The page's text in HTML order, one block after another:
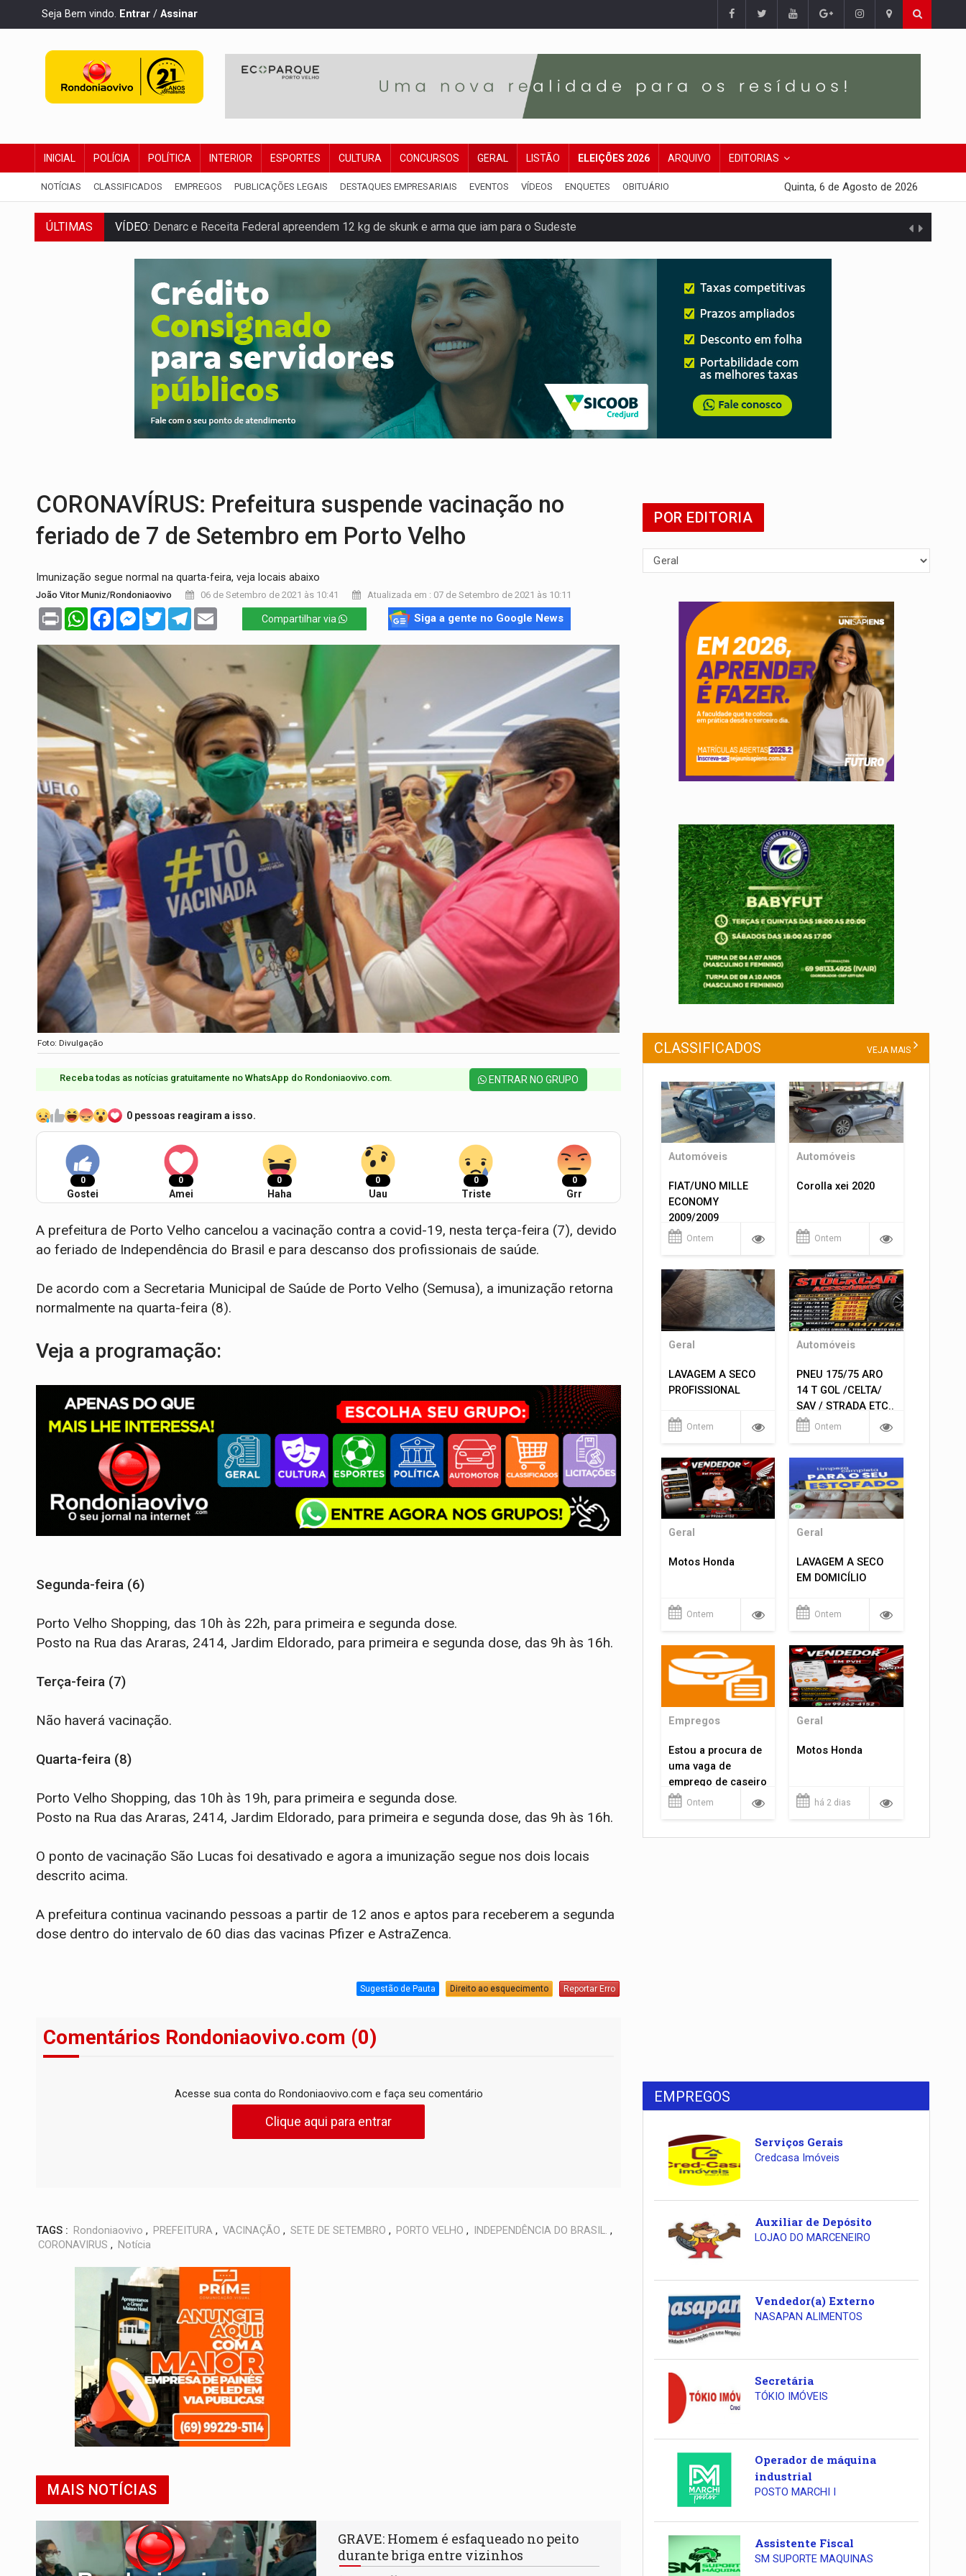
Seja Bem vindo. Entrar / Assinar
INICIAL POLÍCIA POLÍTICA INTERIOR ESPORTES CULTURA CONCURSOS GERAL LISTÃO ELEIÇÕES 2026 ARQUIVO EDITORIAS
NOTÍCIAS CLASSIFICADOS EMPREGOS PUBLICAÇÕES LEGAIS DESTAQUES EMPRESARIAIS EVENTOS VÍDEOS ENQUETES OBITUÁRIO Quinta, 6 de Agosto de 2026
ÚLTIMAS VÍDEO: Denarc e Receita Federal apreendem 12 kg de skunk e arma que iam para o Sudeste
OPERAÇÃO DA PC:Membros do CV são presos com armas e drogas após crime de tortur@
ENTRADA GRATUITA:Espetáculo As Marias Somos Nós será apresentado na capital
Três são presos após furto de motocicleta em frente de academia
CELEBRAÇÃO: Cerejeiras completa 43 anos de emancipação com programação esportiva
Anvisa desmente boato sobre presença de plástico ou petróleo em ovos
Pitbulls fogem de residência e atacam casal de idosos na zona Leste
AÇÃO CONJUNTA: Forças policiais apreendem cerca de 1kg de ouro em Rondônia
CORONAVÍRUS: Prefeitura suspende vacinação no
feriado de 7 de Setembro em Porto Velho
Imunização segue normal na quarta-feira, veja locais abaixo
João Vitor Muniz/Rondoniaovivo 06 de Setembro de 2021 às 10:41 Atualizada em : 07 de Setembro de 2021 às 10:11
Print WhatsAppFacebookMessenger
TwitterTelegram Compartilhar via Siga a gente no Google News
Foto: Divulgação
Receba todas as notícias gratuitamente no WhatsApp do Rondoniaovivo.com.​ ENTRAR NO GRUPO
0 pessoas reagiram a isso.
0
Gostei
0
Amei
0
Haha
0
Uau
0
Triste
0
Grr
A prefeitura de Porto Velho cancelou a vacinação contra a covid-19, nesta terça-feira (7), devido
ao feriado de Independência do Brasil e para descanso dos profissionais de saúde.
De acordo com a Secretaria Municipal de Saúde de Porto Velho (Semusa), a imunização retorna
normalmente na quarta-feira (8).
Veja a programação:
Segunda-feira (6)
Porto Velho Shopping, das 10h às 22h, para primeira e segunda dose.
Posto na Rua das Araras, 2414, Jardim Eldorado, para primeira e segunda dose, das 9h às 16h.
Terça-feira (7)
Não haverá vacinação.
Quarta-feira (8)
Porto Velho Shopping, das 10h às 19h, para primeira e segunda dose.
Posto na Rua das Araras, 2414, Jardim Eldorado, para primeira e segunda dose, das 9h às 16h.
O ponto de vacinação São Lucas foi desativado e agora a imunização segue nos dois locais
descrito acima.
A prefeitura continua vacinando pessoas a partir de 12 anos e aptos para receberem a segunda
dose dentro do intervalo de 60 dias das vacinas Pfizer e AstraZenca.
Sugestão de Pauta Direito ao esquecimento Reportar Erro
Comentários Rondoniaovivo.com (0)
Acesse sua conta do Rondoniaovivo.com e faça seu comentário
Clique aqui para entrar
TAGS : Rondoniaovivo , PREFEITURA , VACINAÇÃO , SETE DE SETEMBRO , PORTO VELHO , INDEPENDÊNCIA DO BRASIL. ,
CORONAVIRUS , Notícia
MAIS NOTÍCIAS
GRAVE: Homem é esfaqueado no peito
durante briga entre vizinhos
POR EDITORIA
CLASSIFICADOS VEJA MAIS
Automóveis
FIAT/UNO MILLE
ECONOMY
2009/2009
Ontem
Automóveis
Corolla xei 2020
Ontem
Geral
LAVAGEM A SECO
PROFISSIONAL
Ontem
Automóveis
PNEU 175/75 ARO
14 T GOL /CELTA/
SAV / STRADA ETC..
R$ 219,99
Ontem
Geral
Motos Honda
Ontem
Geral
LAVAGEM A SECO
EM DOMICÍLIO
Ontem
Empregos
Estou a procura de
uma vaga de
emprego de caseiro
em porto velho
Ontem
Geral
Motos Honda
há 2 dias
EMPREGOS
Serviços Gerais
Credcasa Imóveis
Auxiliar de Depósito
LOJAO DO MARCENEIRO
Vendedor(a) Externo
NASAPAN ALIMENTOS
Secretária
TÓKIO IMÓVEIS
Operador de máquina
industrial
POSTO MARCHI I
Assistente Fiscal
SM SUPORTE MAQUINAS